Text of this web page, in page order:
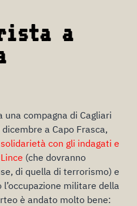
a
compagna di Cagliari
a Capo Frasca,
con gli indagati e
(che dovranno
di quella di terrorismo) e
militare della
è andato molto bene: